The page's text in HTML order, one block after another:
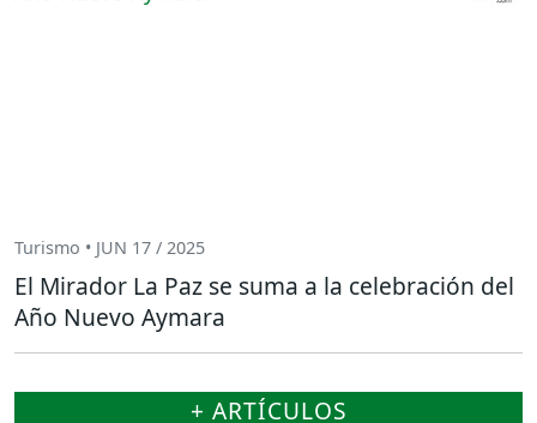
Turismo • JUN 17 / 2025
El Mirador La Paz se suma a la celebración del
Año Nuevo Aymara
+ ARTÍCULOS